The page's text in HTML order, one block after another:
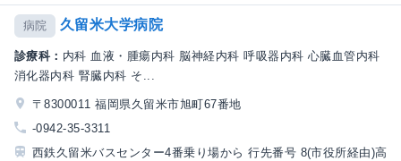
病院 久留米大学病院
診療科： 内科 血液・腫瘍内科 脳神経内科 呼吸器内科 心臓血管内科
消化器内科 腎臓内科 そ...
〒8300011 福岡県久留米市旭町67番地
-0942-35-3311
西鉄久留米バスセンター4番乗り場から 行先番号 8(市役所経由)高